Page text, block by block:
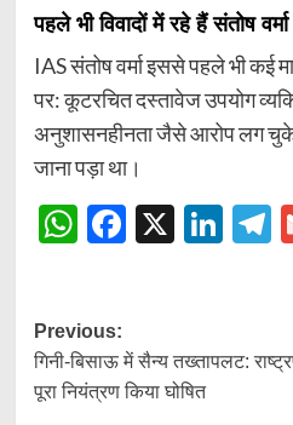
पहले भी विवादों में रहे हैं संतोष वर्मा
IAS संतोष वर्मा इससे पहले भी कई
पर: कूटरचित दस्तावेज उपयोग
अनुशासनहीनता जैसे आरोप लग
जाना पड़ा था।
WhatsApp
Facebook
X
Post
navigation
Previous:
गिनी-बिसाऊ में सैन्य तख्तापलट:
पूरा नियंत्रण किया घोषित